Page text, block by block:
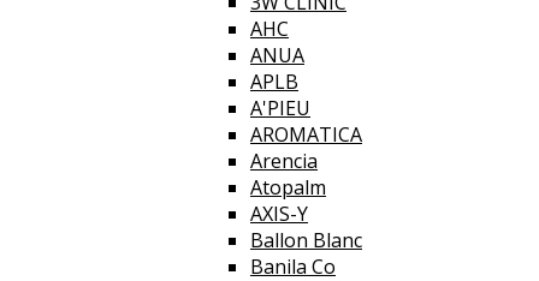
AHC
ANUA
APLB
A'PIEU
AROMATICA
Arencia
Atopalm
AXIS-Y
Ballon Blanc
Banila Co